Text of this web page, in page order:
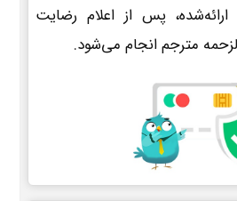
پس از اعلام رضایت
مترجم انجام می‌شود.